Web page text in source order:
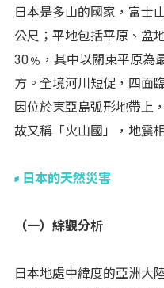
日本是多山的國家，富士
公尺；平地包括平原、盆
30﹪，其中以關東平原為
方。全境河川短促，四面
因位於東亞島弧形地帶上
故又稱「火山國」，地震
日本的天然災害
（一）綜觀分析
日本地處中緯度的亞洲大